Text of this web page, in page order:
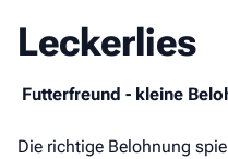
Leckerlies
Futterfreund - kleine
Die richtige Belohnung